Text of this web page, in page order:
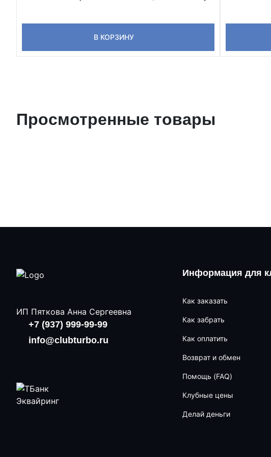
В КОРЗИНУ
Просмотренные товары
ИП Пяткова Анна Сергеевна
+7 (937) 999-99-99
info@clubturbo.ru
Информация для
Как заказать
Как забрать
Как оплатить
Возврат и обмен
Помощь (FAQ)
Клубные цены
Делай деньги